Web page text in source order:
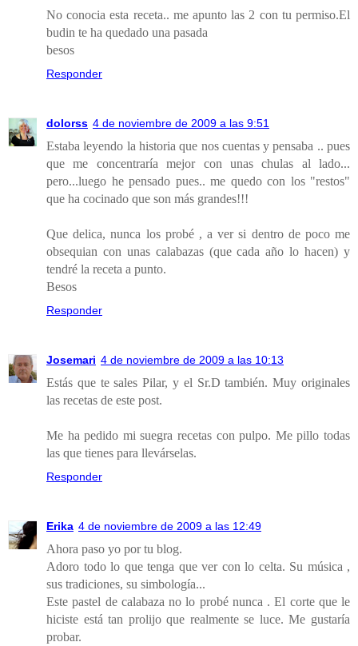
No conocia esta receta.. me apunto las 2 con tu permiso.El
budin te ha quedado una pasada
besos
Responder
dolorss 4 de noviembre de 2009 a las 9:51
Estaba leyendo la historia que nos cuentas y pensaba .. pues
que me concentraría mejor con unas chulas al lado...
pero...luego he pensado pues.. me quedo con los "restos"
que ha cocinado que son más grandes!!!
Que delica, nunca los probé , a ver si dentro de poco me
obsequian con unas calabazas (que cada año lo hacen) y
tendré la receta a punto.
Besos
Responder
Josemari 4 de noviembre de 2009 a las 10:13
Estás que te sales Pilar, y el Sr.D también. Muy originales
las recetas de este post.
Me ha pedido mi suegra recetas con pulpo. Me pillo todas
las que tienes para llevárselas.
Responder
Erika 4 de noviembre de 2009 a las 12:49
Ahora paso yo por tu blog.
Adoro todo lo que tenga que ver con lo celta. Su música ,
sus tradiciones, su simbología...
Este pastel de calabaza no lo probé nunca . El corte que le
hiciste está tan prolijo que realmente se luce. Me gustaría
probar.